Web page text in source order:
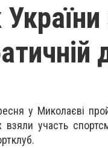
у Миколаєві
взяли участь